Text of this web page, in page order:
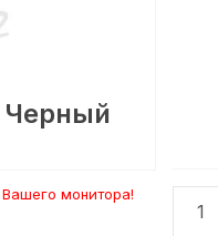
Черный
Вашего монитора!